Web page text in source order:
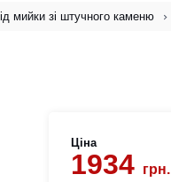
мийки зі штучного каменю
Ціна
1934 грн.